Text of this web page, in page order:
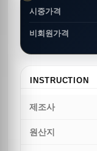
시중가격
비회원가격
INSTRUCTION
제조사
원산지